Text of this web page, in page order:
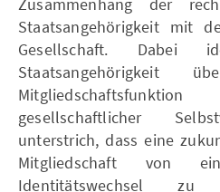
Staatsangehörigkeit mit
Gesellschaft. Dabei
Staatsangehörigkeit
gesellschaftlicher
unterstrich, dass eine
Mitgliedschaft von
Identitätswechsel zu